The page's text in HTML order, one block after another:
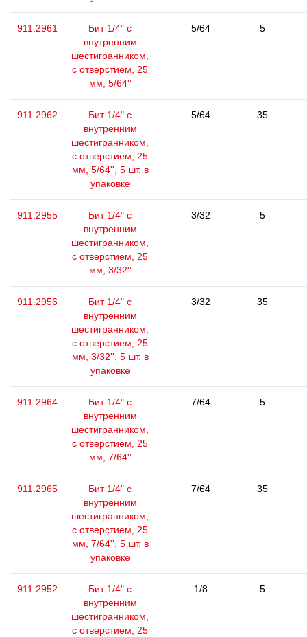
911.2961
Бит 1/4" с
внутренним
шестигранником,
с отверстием, 25
мм, 5/64''
5/64 5
911.2962
Бит 1/4" с
внутренним
шестигранником,
с отверстием, 25
мм, 5/64'', 5 шт. в
упаковке
5/64 35
911.2955
Бит 1/4" с
внутренним
шестигранником,
с отверстием, 25
мм, 3/32''
3/32 5
911.2956
Бит 1/4" с
внутренним
шестигранником,
с отверстием, 25
мм, 3/32'', 5 шт. в
упаковке
3/32 35
911.2964
Бит 1/4" с
внутренним
шестигранником,
с отверстием, 25
мм, 7/64''
7/64 5
911.2965
Бит 1/4" с
внутренним
шестигранником,
с отверстием, 25
мм, 7/64'', 5 шт. в
упаковке
7/64 35
911.2952
Бит 1/4" с
внутренним
шестигранником,
с отверстием, 25
1/8 5